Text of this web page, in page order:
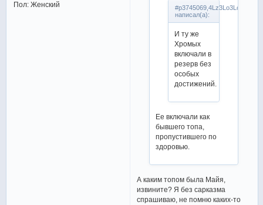
Пол:Женский
#p3745069,4Lz3Lo3Lo
написал(а):
И ту же
Хромых
включали в
резерв без
особых
достижений.
Ее включали как
бывшего топа,
пропустившего по
здоровью.
А каким топом была Майя,
извините? Я без сарказма
спрашиваю, не помню каких-то